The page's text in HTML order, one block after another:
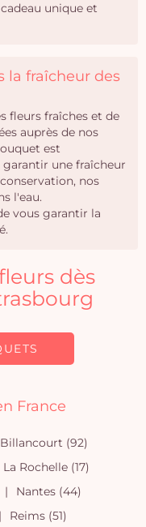
unique et
la fraîcheur des
fleurs fraîches et de
auprès de nos
est
une fraîcheur
nos
l'eau.
vous garantir la
dès
France
(92)
La Rochelle (17)
Nantes (44)
Reims (51)